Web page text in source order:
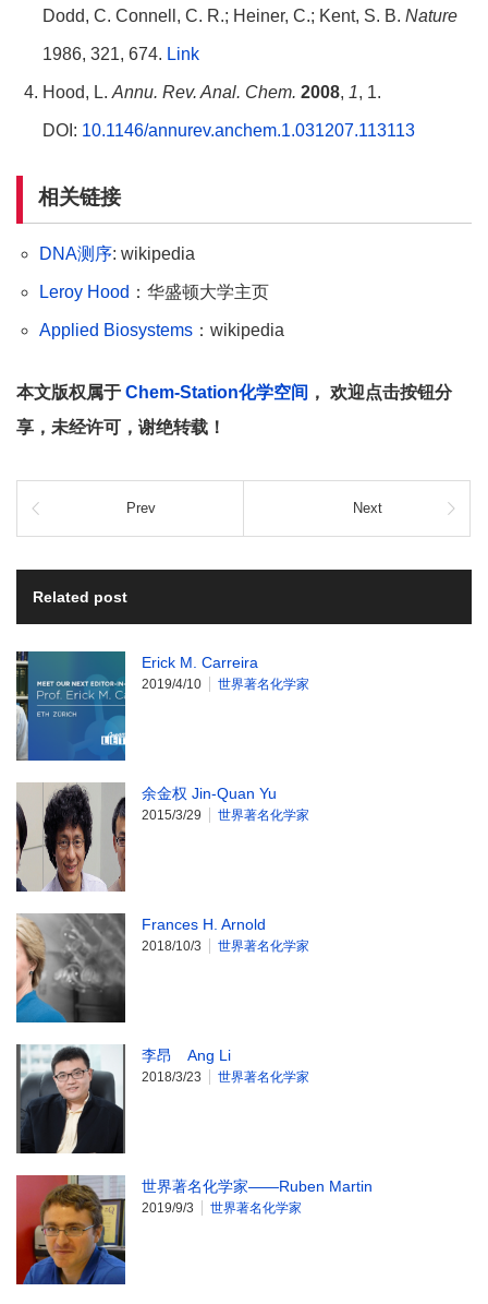
Dodd, C. Connell, C. R.; Heiner, C.; Kent, S. B. Nature
1986, 321, 674. Link
Hood, L. Annu. Rev. Anal. Chem. 2008, 1, 1.
DOI: 10.1146/annurev.anchem.1.031207.113113
相关链接
DNA测序: wikipedia
Leroy Hood ：华盛顿大学主页
Applied Biosystems：wikipedia
本文版权属于 Chem-Station化学空间 ， 欢迎点击按钮分
享，未经许可，谢绝转载！
Prev Next
Related post
Erick M. Carreira
2019/4/10 世界著名化学家
余金权 Jin-Quan Yu
2015/3/29 世界著名化学家
Frances H. Arnold
2018/10/3 世界著名化学家
李昂 Ang Li
2018/3/23 世界著名化学家
世界著名化学家——Ruben Martin
2019/9/3 世界著名化学家